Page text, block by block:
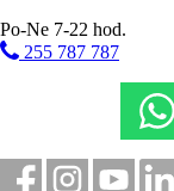
Po-Ne 7-22 hod.
255 787 787